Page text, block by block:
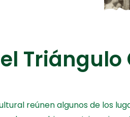
reúnen algunos de los